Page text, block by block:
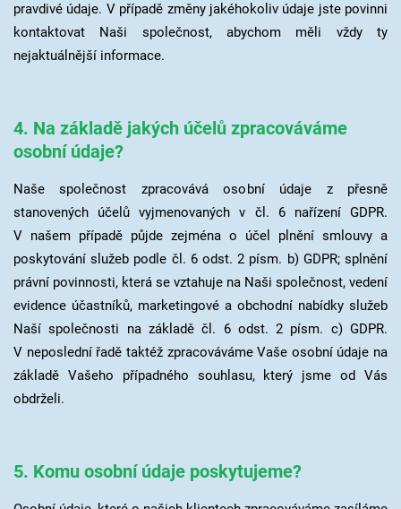
pravdivé údaje. V případě změny jakéhokoliv údaje jste povinni
kontaktovat Naši společnost, abychom měli vždy ty
nejaktuálnější informace.
4. Na základě jakých účelů zpracováváme
osobní údaje?
Naše společnost zpracovává osobní údaje z přesně
stanovených účelů vyjmenovaných v čl. 6 nařízení GDPR.
V našem případě půjde zejména o účel plnění smlouvy a
poskytování služeb podle čl. 6 odst. 2 písm. b) GDPR; splnění
právní povinnosti, která se vztahuje na Naši společnost, vedení
evidence účastníků, marketingové a obchodní nabídky služeb
Naší společnosti na základě čl. 6 odst. 2 písm. c) GDPR.
V neposlední řadě taktéž zpracováváme Vaše osobní údaje na
základě Vašeho případného souhlasu, který jsme od Vás
obdrželi.
5. Komu osobní údaje poskytujeme?